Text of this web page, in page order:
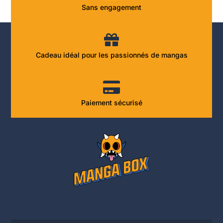
Sans engagement
Cadeau idéal pour les passionnés de mangas
Paiement sécurisé